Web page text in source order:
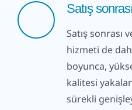
Satış
Satış sonrası
hizmeti de
boyunca,
kalitesi
sürekli